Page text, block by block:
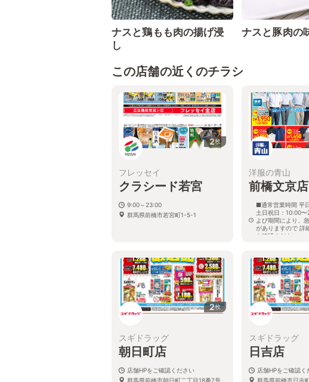
ナスと鶏もも肉の揚げ浸
し
ナスと豚肉の
この店舗の近くのチラシ
2枚
フレッセイ
クラシード若宮
9:00～23:00
群馬県前橋市若宮町1-5-1
洋服の青山
前橋文京店
■通常営業時間 平
土日祝日：10:00
よび期間により、
がありますので 詳
を確認ください
2枚
スギドラッグ
朝日町店
店舗HPをご確認ください
群馬県前橋市朝日町二丁目18番7号
スギドラッグ
日吉店
店舗HPをご確認く
群馬県前橋市日吉